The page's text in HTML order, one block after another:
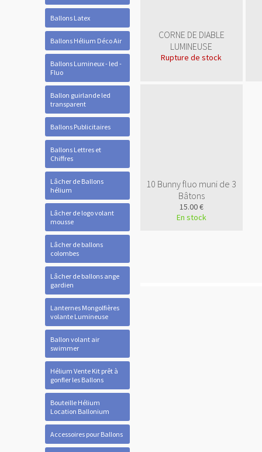
Ballons Latex
Ballons Hélium Déco Air
Ballons Lumineux - led -
Fluo
Ballon guirlande led
transparent
Ballons Publicitaires
Ballons Lettres et
Chiffres
Lâcher de Ballons
hélium
Lâcher de logo volant
mousse
Lâcher de ballons
colombes
Lâcher de ballons ange
gardien
Lanternes Mongolfières
volante Lumineuse
Ballon volant air
swimmer
Hélium Vente Kit prêt à
gonfler les Ballons
Bouteille Hélium
Location Ballonium
Accessoires pour Ballons
CORNE DE DIABLE
LUMINEUSE
Rupture de stock
10 Bunny fluo muni de 3
Bâtons
15.00 €
En stock